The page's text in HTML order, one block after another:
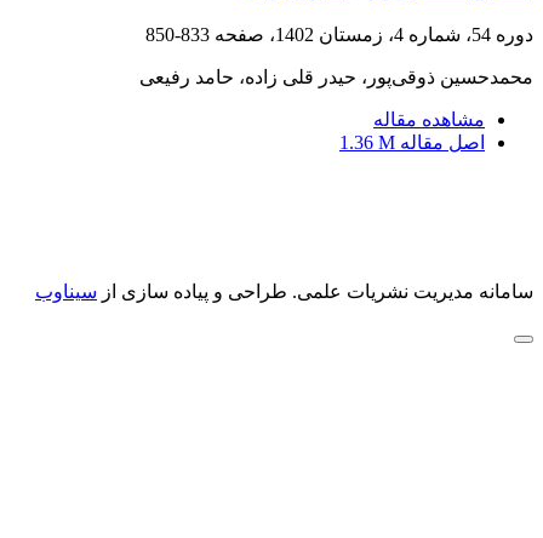
دوره 54، شماره 4، زمستان 1402، صفحه 833-850
محمدحسین ذوقی‌پور، حیدر قلی زاده، حامد رفیعی
مشاهده مقاله
اصل مقاله 1.36 M
سامانه مدیریت نشریات علمی. طراحی و پیاده سازی از سیناوب